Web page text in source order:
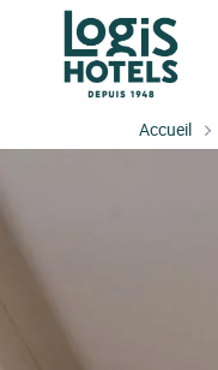
Accueil